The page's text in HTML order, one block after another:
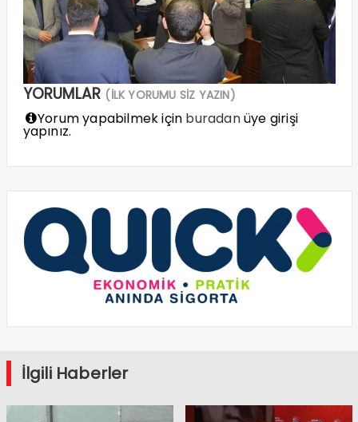
YORUMLAR (İLK YORUMU SİZ YAZIN)
Yorum yapabilmek için buradanüye girişi
yapınız.
İlgili Haberler